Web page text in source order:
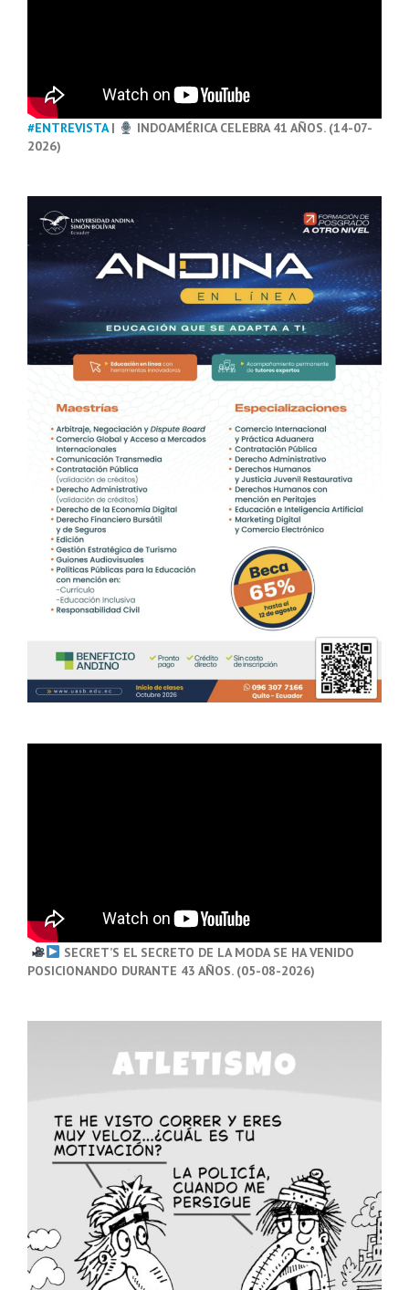
#ENTREVISTA|
INDOAMÉRICA CELEBRA 41 AÑOS. (14-07-
2026)
SECRET’S EL SECRETO DE LA MODA SE HA VENIDO
POSICIONANDO DURANTE 43 AÑOS. (05-08-2026)